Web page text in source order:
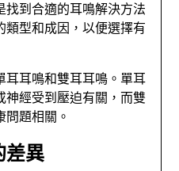
到合適的耳鳴解決方法
類型和成因，以便選擇有
耳耳鳴和雙耳耳鳴。單耳
神經受到壓迫有關，而雙
題相關。
差異